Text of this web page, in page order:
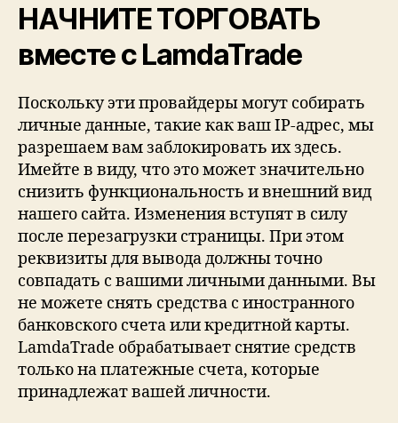
НАЧНИТЕ ТОРГОВАТЬ
вместе с LamdaTrade
Поскольку эти провайдеры могут собирать
личные данные, такие как ваш IP-адрес, мы
разрешаем вам заблокировать их здесь.
Имейте в виду, что это может значительно
снизить функциональность и внешний вид
нашего сайта. Изменения вступят в силу
после перезагрузки страницы. При этом
реквизиты для вывода должны точно
совпадать с вашими личными данными. Вы
не можете снять средства с иностранного
банковского счета или кредитной карты.
LamdaTrade обрабатывает снятие средств
только на платежные счета, которые
принадлежат вашей личности.